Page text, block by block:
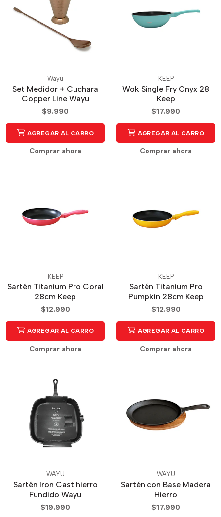
Wayu
Set Medidor + Cuchara
Copper Line Wayu
$9.990
AGREGAR AL CARRO
Comprar ahora
KEEP
Wok Single Fry Onyx 28
Keep
$17.990
AGREGAR AL CARRO
Comprar ahora
KEEP
Sartén Titanium Pro Coral
28cm Keep
$12.990
AGREGAR AL CARRO
Comprar ahora
KEEP
Sartén Titanium Pro
Pumpkin 28cm Keep
$12.990
AGREGAR AL CARRO
Comprar ahora
WAYU
Sartén Iron Cast hierro
Fundido Wayu
$19.990
WAYU
Sartén con Base Madera
Hierro
$17.990